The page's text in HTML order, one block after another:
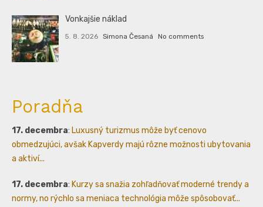
Vonkajšie náklad
5. 8. 2026 Simona Česaná No comments
Poradňa
17. decembra: Luxusný turizmus môže byť cenovo
obmedzujúci, avšak Kapverdy majú rôzne možnosti ubytovania
a aktiví...
17. decembra: Kurzy sa snažia zohľadňovať moderné trendy a
normy, no rýchlo sa meniaca technológia môže spôsobovať...